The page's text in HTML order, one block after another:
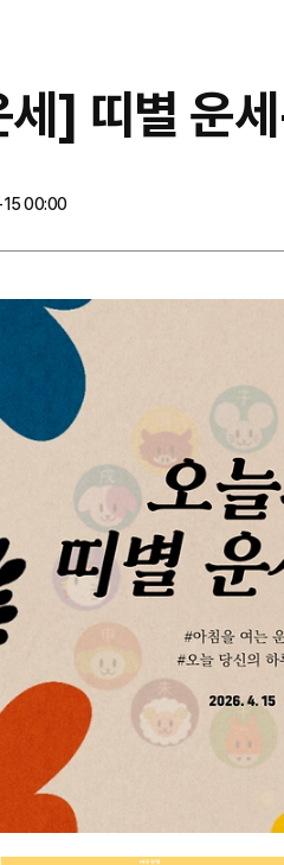
세] 띠별 운
00:00